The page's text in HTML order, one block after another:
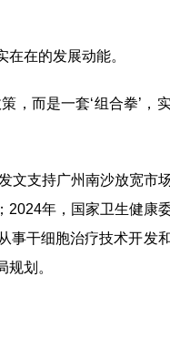
在的发展动能。
，而是一套‘组合拳’，
支持广州南沙放宽市
2024年，国家卫生健康
事干细胞治疗技术开发
规划。